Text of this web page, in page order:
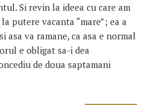
Si revin la ideea cu care am
putere vacanta “mare”; ea a
va ramane, ca asa e normal
e obligat sa-i dea
de doua saptamani